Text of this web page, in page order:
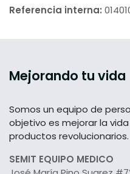
Referencia interna:
Mejorando tu vida
Somos un equipo de
objetivo es mejorar la
productos revolucionarios.
SEMIT EQUIPO MEDICO